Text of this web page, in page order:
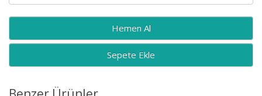
Sepete Ekle